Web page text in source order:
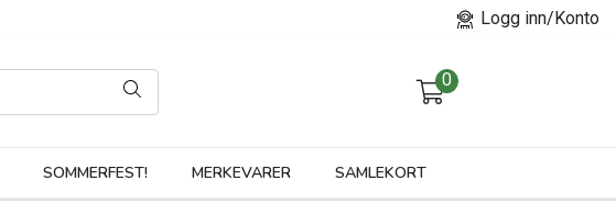
Logg inn/Konto
0
SOMMERFEST! MERKEVARER SAMLEKORT